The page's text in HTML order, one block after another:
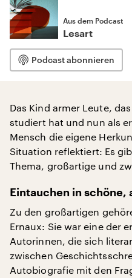
Aus dem Podcast
Lesart
Podcast abonnieren
Das Kind armer Leute,
studiert hat und nun als
Mensch die eigene
Situation reflektiert: Es
Thema, großartige und
Eintauchen in
Zu den großartigen
Ernaux: Sie war eine der
Autorinnen, die sich
zwischen
Autobiografie mit den